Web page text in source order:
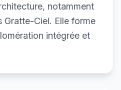
notamment
Gratte-Ciel. Elle forme
intégrée et